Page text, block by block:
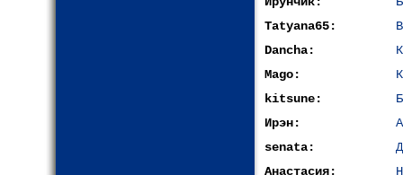
Tatyana65:
Dancha:
Mago:
kitsune:
Ирэн:
senata:
Анастасия: